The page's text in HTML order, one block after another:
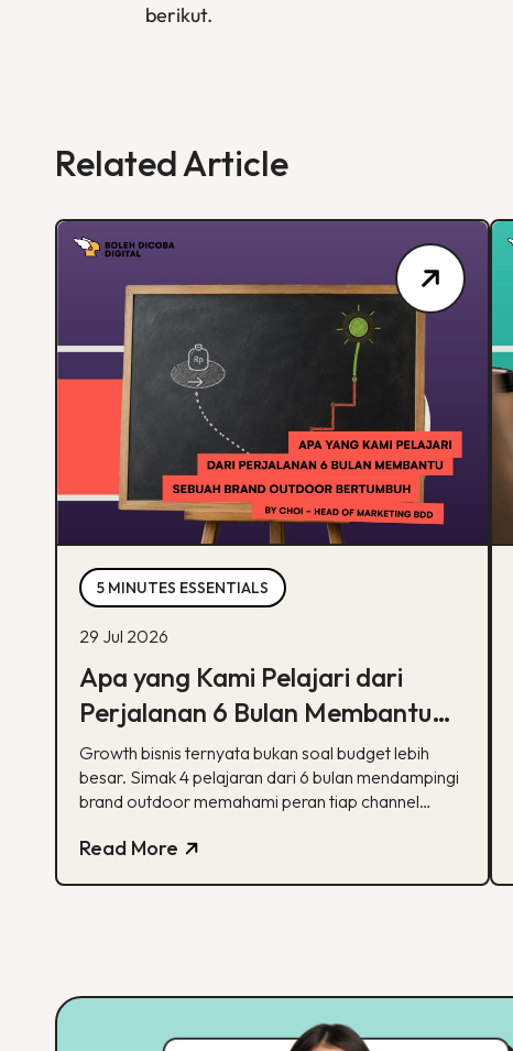
berikut.
Related Article
5 MINUTES ESSENTIALS
29 Jul 2026
Apa yang Kami Pelajari dari
Perjalanan 6 Bulan Membantu
Sebuah Brand Outdoor
Bertumbuh
Growth bisnis ternyata bukan soal budget lebih
besar. Simak 4 pelajaran dari 6 bulan mendampingi
brand outdoor memahami peran tiap channel
Read More